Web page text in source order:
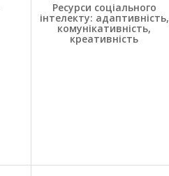
Ресурси соціального
інтелекту: адаптивність,
комунікативність,
креативність